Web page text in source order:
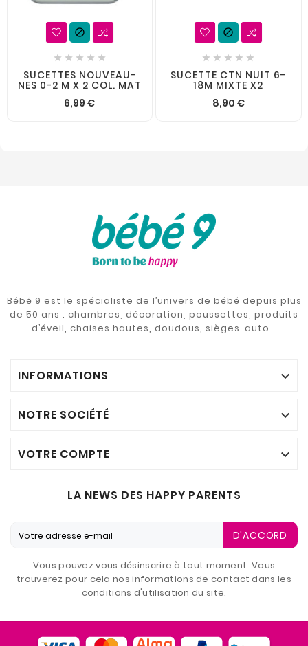

    
SUCETTES NOUVEAU-
NES 0-2 M X 2 COL. MAT
6,99 €

    
SUCETTE CTN NUIT 6-
18M MIXTE X2
8,90 €
Bébé 9 est le spécialiste de l’univers de bébé depuis plus
de 50 ans : chambres, décoration, poussettes, produits
d’éveil, chaises hautes, doudous, sièges-auto…
INFORMATIONS 
NOTRE SOCIÉTÉ 
VOTRE COMPTE 
LA NEWS DES HAPPY PARENTS
D'ACCORD
Vous pouvez vous désinscrire à tout moment. Vous
trouverez pour cela nos informations de contact dans les
conditions d'utilisation du site.